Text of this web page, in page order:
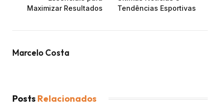
Maximizar Resultados
Tendências Esportivas
Marcelo Costa
Posts Relacionados